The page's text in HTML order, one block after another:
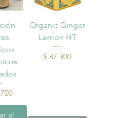
al
Organic Ginger
Lemon HT
Precio
$ 87.300